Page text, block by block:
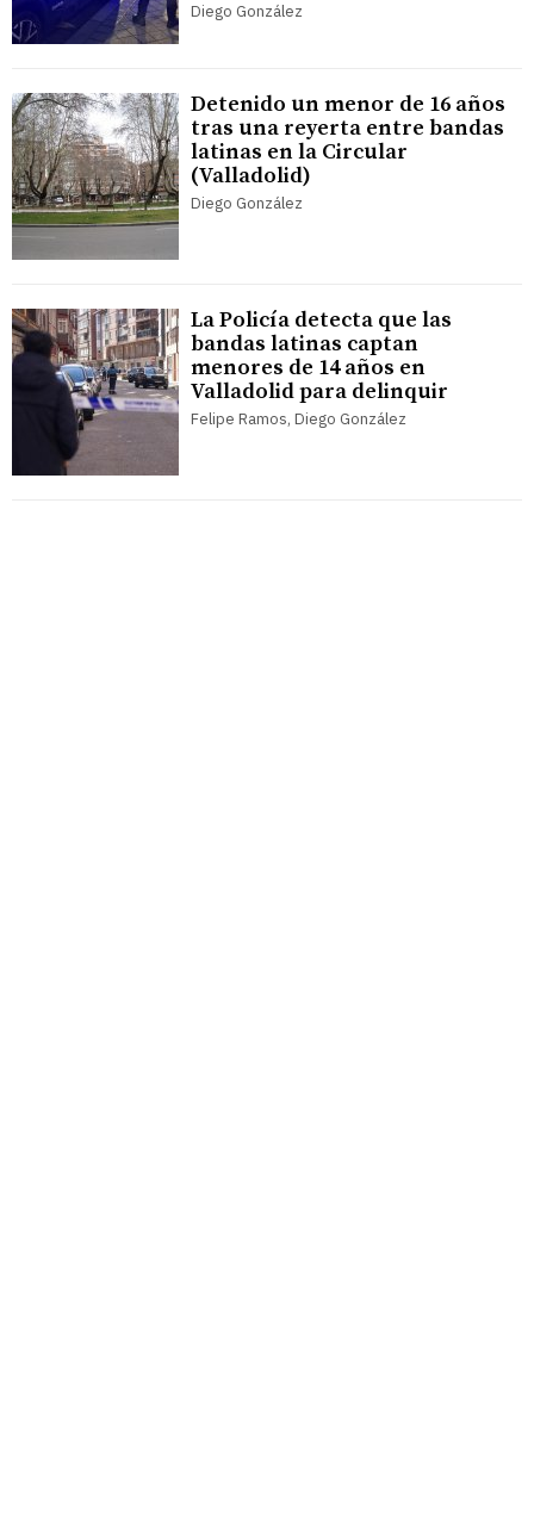
Diego González
Detenido un menor de 16 años
tras una reyerta entre bandas
latinas en la Circular
(Valladolid)
Diego González
La Policía detecta que las
bandas latinas captan
menores de 14 años en
Valladolid para delinquir
Felipe Ramos, Diego González